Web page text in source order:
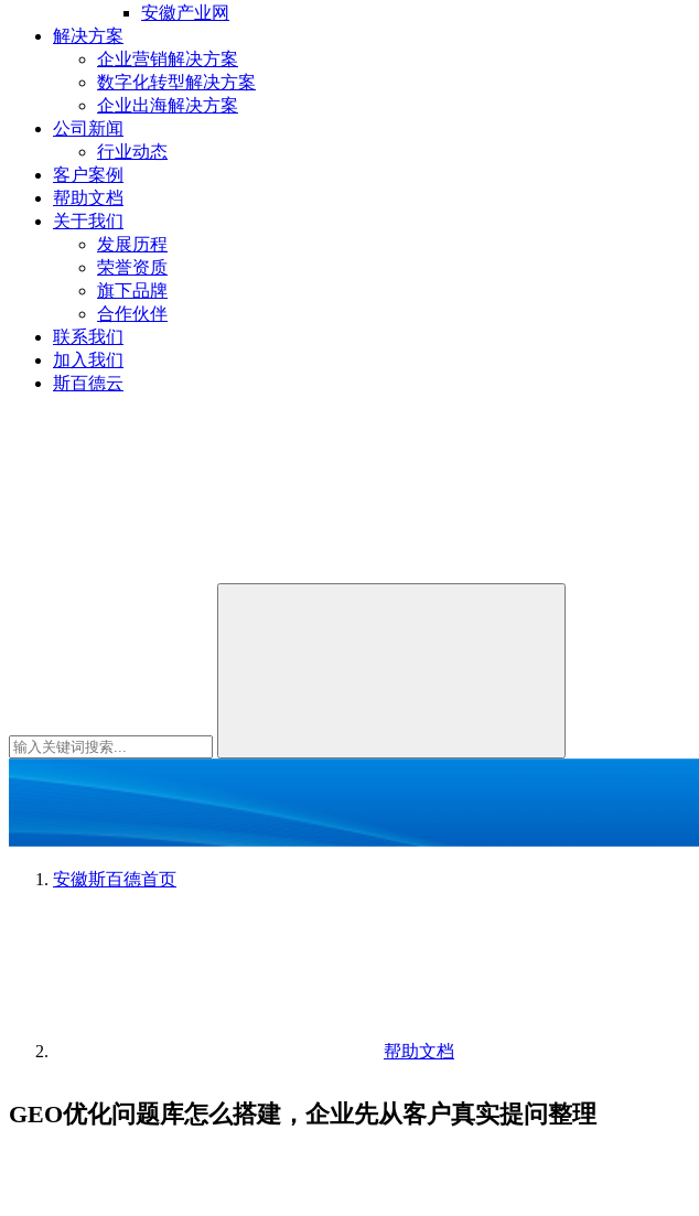
安徽产业网
解决方案
企业营销解决方案
数字化转型解决方案
企业出海解决方案
公司新闻
行业动态
客户案例
帮助文档
关于我们
发展历程
荣誉资质
旗下品牌
合作伙伴
联系我们
加入我们
斯百德云
安徽斯百德首页
帮助文档
GEO优化问题库怎么搭建，企业先从客户真实提问整理